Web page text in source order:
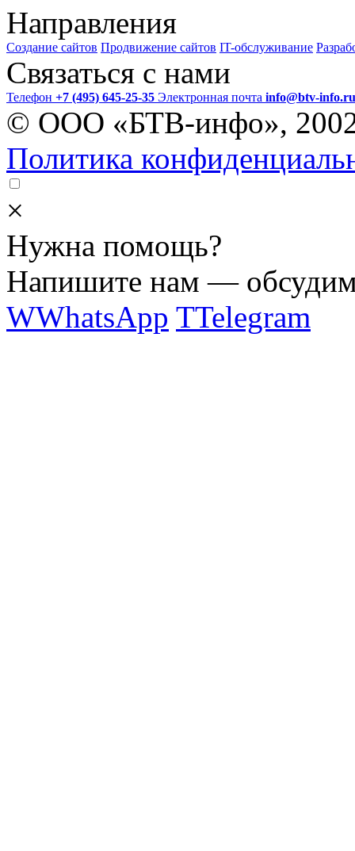
Направления
Создание сайтов Продвижение сайтов IT-обслуживание
Связаться с нами
Телефон +7 (495) 645-25-35 Электронная почта info@btv-info.ru
© ООО «БТВ-инфо»,
Политика
×
Нужна помощь?
Напишите нам —
WWhatsApp TTelegram